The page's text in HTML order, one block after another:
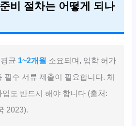
비 절차는 어떻게 되나
균 1~2개월 소요되며, 입학 허가
필수 서류 제출이 필요합니다. 체
도 반드시 해야 합니다 (출처:
2023).